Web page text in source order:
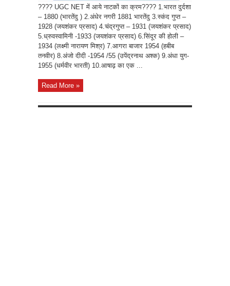
???? UGC NET में आये नाटकों का क्रम???? 1.भारत दुर्दशा
– 1880 (भारतेंदु ) 2.अंधेर नगरी 1881 भारतेंदु 3.स्कंद गुप्त –
1928 (जयशंकर प्रसाद) 4.चंद्रगुप्त – 1931 (जयशंकर प्रसाद)
5.ध्रुवस्वामिनी -1933 (जयशंकर प्रसाद) 6.सिंदूर की होली –
1934 (लक्ष्मी नारायण मिश्र) 7.आगरा बाजार 1954 (हबीब
तनवीर) 8.अंजो दीदी -1954 /55 (उपेंद्रनाथ अश्क) 9.अंधा युग-
1955 (धर्मवीर भारती) 10.आषाढ़ का एक ...
Read More »